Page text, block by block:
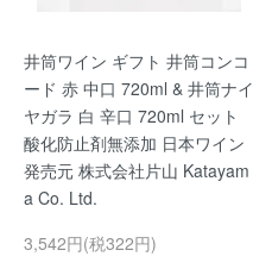
井筒ワイン ギフト 井筒コンコ
ード 赤 中口 720ml & 井筒ナイ
ヤガラ 白 辛口 720ml セット
酸化防止剤無添加 日本ワイン
発売元 株式会社片山 Katayam
a Co. Ltd.
3,542円(税322円)